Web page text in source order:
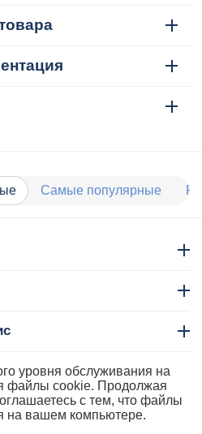
Самые популярные
уровня обслуживания на
файлы cookie. Продолжая
с тем, что файлы
на вашем компьютере.